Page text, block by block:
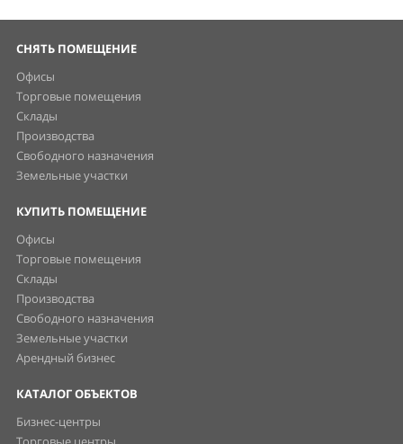
СНЯТЬ ПОМЕЩЕНИЕ
Офисы
Торговые помещения
Склады
Производства
Свободного назначения
Земельные участки
КУПИТЬ ПОМЕЩЕНИЕ
Офисы
Торговые помещения
Склады
Производства
Свободного назначения
Земельные участки
Арендный бизнес
КАТАЛОГ ОБЪЕКТОВ
Бизнес-центры